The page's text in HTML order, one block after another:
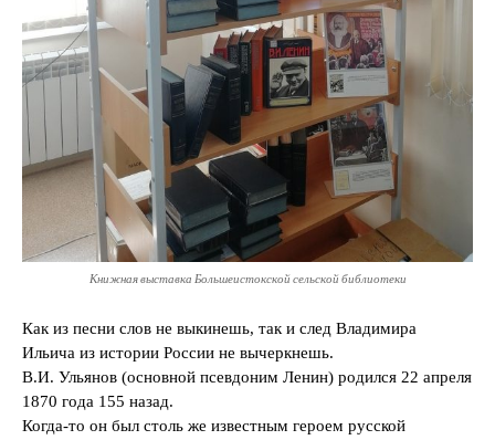
Книжная выставка Большеистокской сельской библиотеки
Как из песни слов не выкинешь, так и след Владимира
Ильича из истории России не вычеркнешь.
В.И. Ульянов (основной псевдоним Ленин) родился 22 апреля
1870 года 155 назад.
Когда-то он был столь же известным героем русской